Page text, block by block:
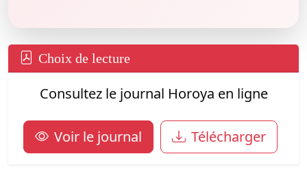
Choix de lecture
Consultez le journal Horoya en ligne
Voir le journal Télécharger